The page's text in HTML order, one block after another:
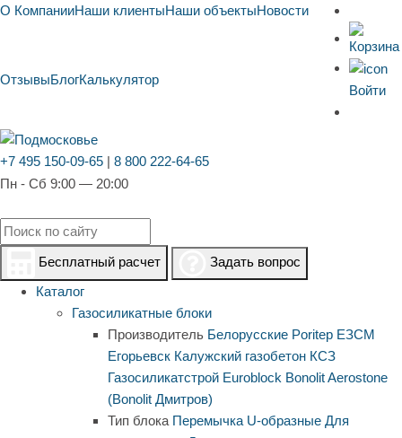
О КомпанииНаши клиентыНаши объектыНовости
ОтзывыБлогКалькулятор
Войти
+7 495 150-09-65 | 8 800 222-64-65
Пн - Сб 9:00 — 20:00
Бесплатный расчет
Задать вопрос
Каталог
Газосиликатные блоки
Производитель Белорусские Poritep ЕЗСМ
Егорьевск Калужский газобетон КСЗ
Газосиликатстрой Euroblock BonolitAerostone
(Bonolit Дмитров)
Тип блока Перемычка U-образные Для